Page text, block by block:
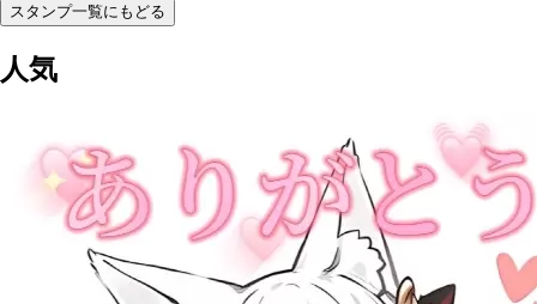
スタンプ一覧にもどる
人気